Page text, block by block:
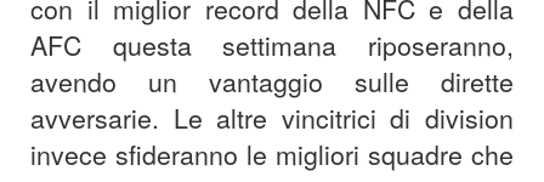
con il miglior record della NFC e della
AFC questa settimana riposeranno,
avendo un vantaggio sulle dirette
avversarie. Le altre vincitrici di division
invece sfideranno le migliori squadre che